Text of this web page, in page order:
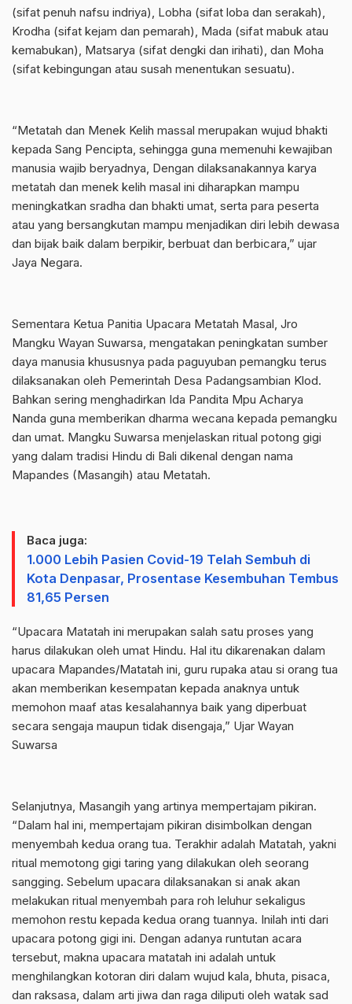
(sifat penuh nafsu indriya), Lobha (sifat loba dan serakah),
Krodha (sifat kejam dan pemarah), Mada (sifat mabuk atau
kemabukan), Matsarya (sifat dengki dan irihati), dan Moha
(sifat kebingungan atau susah menentukan sesuatu).
“Metatah dan Menek Kelih massal merupakan wujud bhakti
kepada Sang Pencipta, sehingga guna memenuhi kewajiban
manusia wajib beryadnya, Dengan dilaksanakannya karya
metatah dan menek kelih masal ini diharapkan mampu
meningkatkan sradha dan bhakti umat, serta para peserta
atau yang bersangkutan mampu menjadikan diri lebih dewasa
dan bijak baik dalam berpikir, berbuat dan berbicara,” ujar
Jaya Negara.
Sementara Ketua Panitia Upacara Metatah Masal, Jro
Mangku Wayan Suwarsa, mengatakan peningkatan sumber
daya manusia khususnya pada paguyuban pemangku terus
dilaksanakan oleh Pemerintah Desa Padangsambian Klod.
Bahkan sering menghadirkan Ida Pandita Mpu Acharya
Nanda guna memberikan dharma wecana kepada pemangku
dan umat. Mangku Suwarsa menjelaskan ritual potong gigi
yang dalam tradisi Hindu di Bali dikenal dengan nama
Mapandes (Masangih) atau Metatah.
Baca juga:
1.000 Lebih Pasien Covid-19 Telah Sembuh di
Kota Denpasar, Prosentase Kesembuhan Tembus
81,65 Persen
“Upacara Matatah ini merupakan salah satu proses yang
harus dilakukan oleh umat Hindu. Hal itu dikarenakan dalam
upacara Mapandes/Matatah ini, guru rupaka atau si orang tua
akan memberikan kesempatan kepada anaknya untuk
memohon maaf atas kesalahannya baik yang diperbuat
secara sengaja maupun tidak disengaja,” Ujar Wayan
Suwarsa
Selanjutnya, Masangih yang artinya mempertajam pikiran.
“Dalam hal ini, mempertajam pikiran disimbolkan dengan
menyembah kedua orang tua. Terakhir adalah Matatah, yakni
ritual memotong gigi taring yang dilakukan oleh seorang
sangging. Sebelum upacara dilaksanakan si anak akan
melakukan ritual menyembah para roh leluhur sekaligus
memohon restu kepada kedua orang tuannya. Inilah inti dari
upacara potong gigi ini. Dengan adanya runtutan acara
tersebut, makna upacara matatah ini adalah untuk
menghilangkan kotoran diri dalam wujud kala, bhuta, pisaca,
dan raksasa, dalam arti jiwa dan raga diliputi oleh watak sad